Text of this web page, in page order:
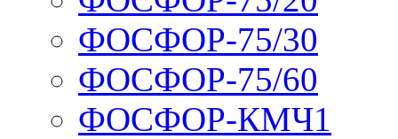
ФОСФОР-75/30
ФОСФОР-75/60
ФОСФОР-КМЧ1